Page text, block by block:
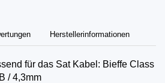
Herstellerinformationen
für das Sat Kabel: Bieffe Class
/ 4,3mm